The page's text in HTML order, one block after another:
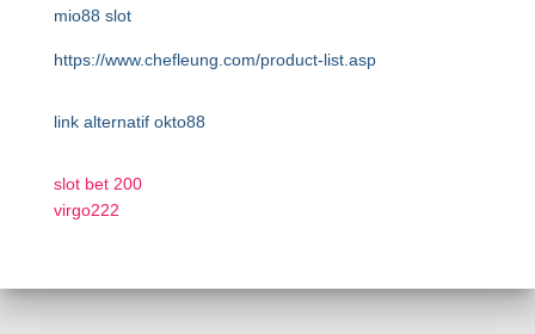
mio88 slot
https://www.chefleung.com/product-list.asp
link alternatif okto88
slot bet 200
virgo222